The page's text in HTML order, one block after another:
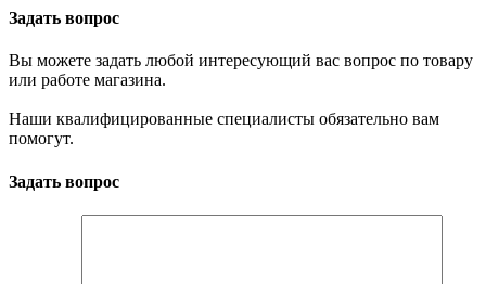
Задать вопрос
Вы можете задать любой интересующий вас вопрос по товару
или работе магазина.
Наши квалифицированные специалисты обязательно вам
помогут.
Задать вопрос